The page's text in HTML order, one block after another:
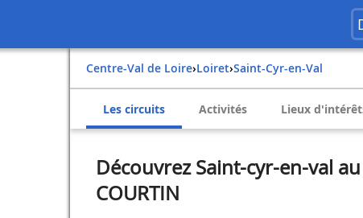
Centre-Val de Loire› Loiret› Saint-Cyr-en-Val
Les circuits Activités Lieux
Découvrez Saint-cyr-en-val
COURTIN